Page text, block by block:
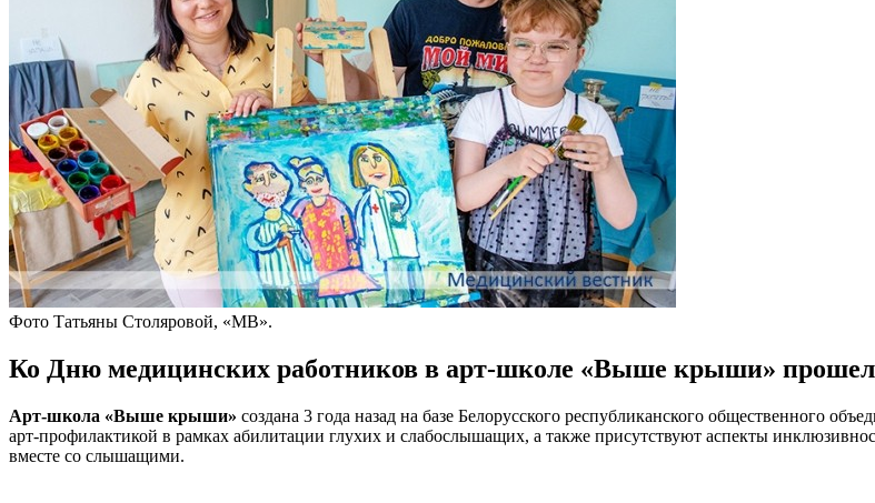
Фото Татьяны Столяровой, «МВ».
Ко Дню медицинских работников в арт-школе «Выше крыши» прошел
Арт-школа «Выше крыши» создана 3 года назад на базе Белорусского республиканского общественного
арт-профилактикой в рамках абилитации глухих и слабослышащих, а также присутствуют аспекты
вместе со слышащими.